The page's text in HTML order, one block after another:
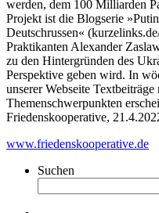
werden, dem 100 Milliarden
Projekt ist die Blogserie
Deutschrussen«
Praktikanten Alexander
zu den Hintergründen des
Perspektive geben wird. In
unserer Webseite
Themenschwerpunkten
Friedenskooperative,
www.friedenskooperative.de
Suchen